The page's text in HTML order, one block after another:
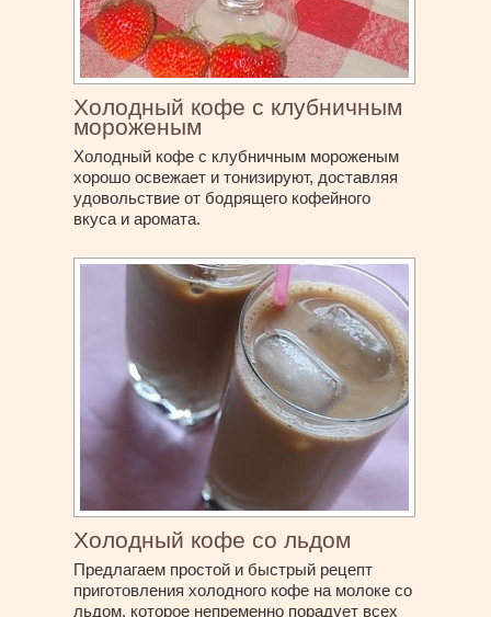
Холодный кофе с клубничным
мороженым
Холодный кофе с клубничным мороженым
хорошо освежает и тонизируют, доставляя
удовольствие от бодрящего кофейного
вкуса и аромата.
Холодный кофе со льдом
Предлагаем простой и быстрый рецепт
приготовления холодного кофе на молоке со
льдом, которое непременно порадует всех